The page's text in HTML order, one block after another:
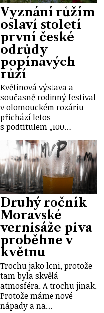
Vyznání růžím
oslaví století
první české
odrůdy
popínavých
růží
Květinová výstava a
současně rodinný festival
v olomouckém rozáriu
přichází letos
s podtitulem „100…
Druhý ročník
Moravské
vernisáže piva
proběhne v
květnu
Trochu jako loni, protože
tam byla skvělá
atmosféra. A trochu jinak.
Protože máme nové
nápady a na…